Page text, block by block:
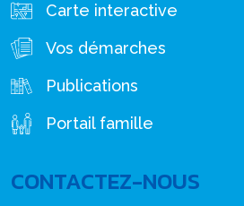
Carte interactive
Vos démarches
Publications
Portail famille
CONTACTEZ-NOUS